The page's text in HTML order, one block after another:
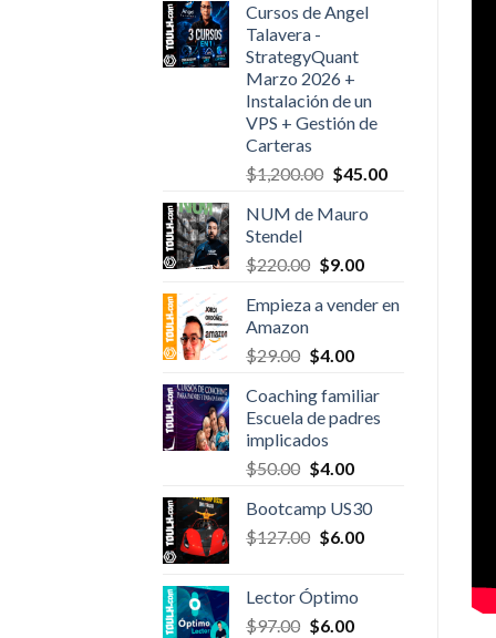
Cursos de Angel
Talavera -
StrategyQuant
Marzo 2026 +
Instalación de un
VPS + Gestión de
Carteras
$1,200.00 Original
was:
$45.00Current
NUM de Mauro
Stendel
$220.00 Original
was:
$9.00Current
is:
Empieza a vender en
Amazon
$29.00 Original
was:
$29.00.
$4.00Current
is:
$4.00.
Coaching familiar
Escuela de padres
implicados
$50.00 Original
was:
$50.00.
$4.00Current
is:
$4.00.
Bootcamp US30
$127.00 Original
$127.00.
$6.00Current
Lector Óptimo
$97.00 Original
$6.00Current